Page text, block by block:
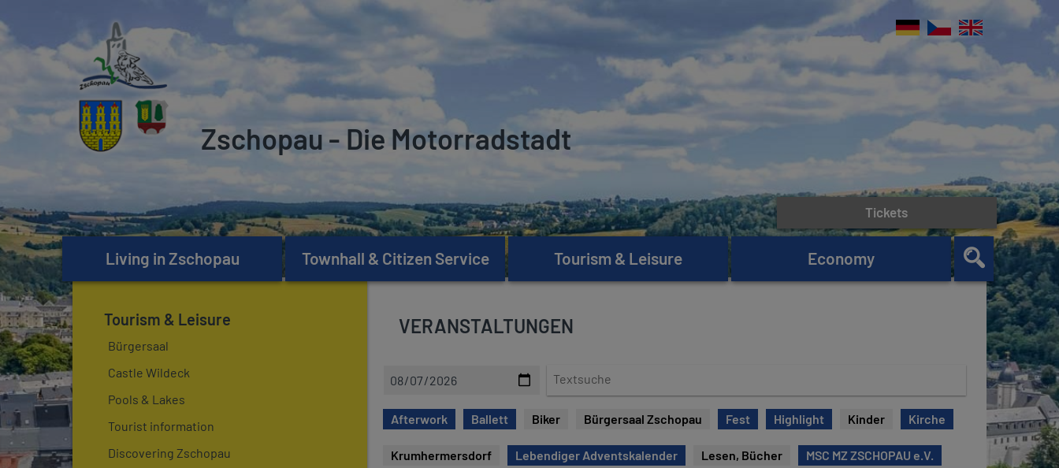
Zschopau - Die Motorradstadt
Living in Zschopau Townhall & Citizen Service Tourism & Leisure Economy
Tickets
Tourism & Leisure
Bürgersaal
Castle Wildeck
Pools & Lakes
Tourist information
Discovering Zschopau
VERANSTALTUNGEN
t
t
s
u
Afterwork Ballett Biker Bürgersaal Zschopau Fest Highlight Kinder Kirche
Krumhermersdorf Lebendiger Adventskalender Lesen, Bücher MSC MZ ZSCHOPAU e.V.